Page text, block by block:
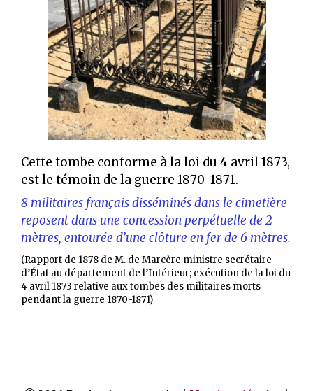
Cette tombe conforme à la loi du 4 avril 1873,
est le témoin de la guerre 1870-1871.
8 militaires français disséminés dans le cimetière
reposent dans une concession perpétuelle de 2
mètres, entourée d’une clôture en fer de 6 mètres.
(Rapport de 1878 de M. de Marcère ministre secrétaire
d’État au département de l’Intérieur; exécution de la loi du
4 avril 1873 relative aux tombes des militaires morts
pendant la guerre 1870-1871)